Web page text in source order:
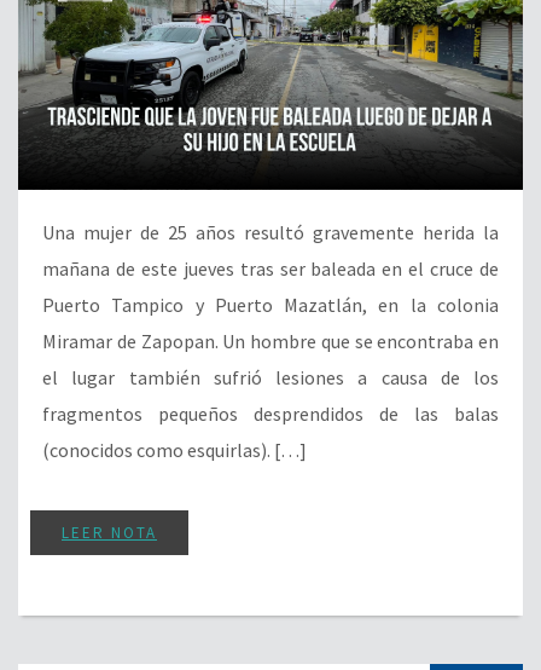
Una mujer de 25 años resultó gravemente herida la
mañana de este jueves tras ser baleada en el cruce de
Puerto Tampico y Puerto Mazatlán, en la colonia
Miramar de Zapopan. Un hombre que se encontraba en
el lugar también sufrió lesiones a causa de los
fragmentos pequeños desprendidos de las balas
(conocidos como esquirlas). […]
LEER NOTA